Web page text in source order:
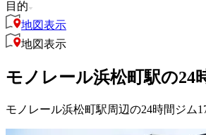
目的
地図表示
地図表示
モノレール浜松町駅の24
モノレール浜松町駅周辺の24時間ジム